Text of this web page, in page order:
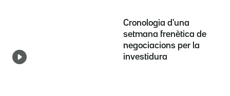
Cronologia d'una
setmana frenètica de
negociacions per la
investidura